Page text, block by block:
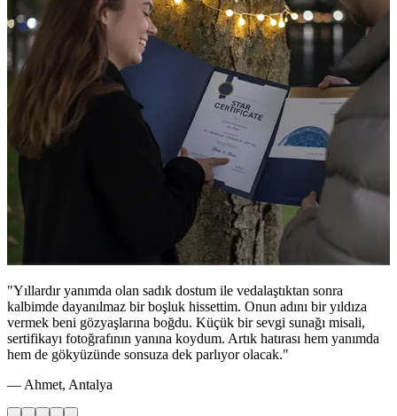
"Yıllardır yanımda olan sadık dostum ile vedalaştıktan sonra
kalbimde dayanılmaz bir boşluk hissettim. Onun adını bir yıldıza
vermek beni gözyaşlarına boğdu. Küçük bir sevgi sunağı misali,
sertifikayı fotoğrafının yanına koydum. Artık hatırası hem yanımda
hem de gökyüzünde sonsuza dek parlıyor olacak."
— Ahmet, Antalya